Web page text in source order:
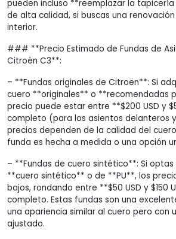
pueden incluso **reemplazar la
de alta calidad, si buscas una
interior.
### **Precio Estimado de Fundas de
Citroën C3**:
– **Fundas originales de Citroën**: Si
cuero **originales** o **recomendadas
precio puede estar entre **$200 USD y
completo (para los asientos delanteros
precios dependen de la calidad del
funda es hecha a medida o una opción
– **Fundas de cuero sintético**: Si
**cuero sintético** o de **PU**, los
bajos, rondando entre **$50 USD y $150
completo. Estas fundas son una
una apariencia similar al cuero pero con
ajustado.